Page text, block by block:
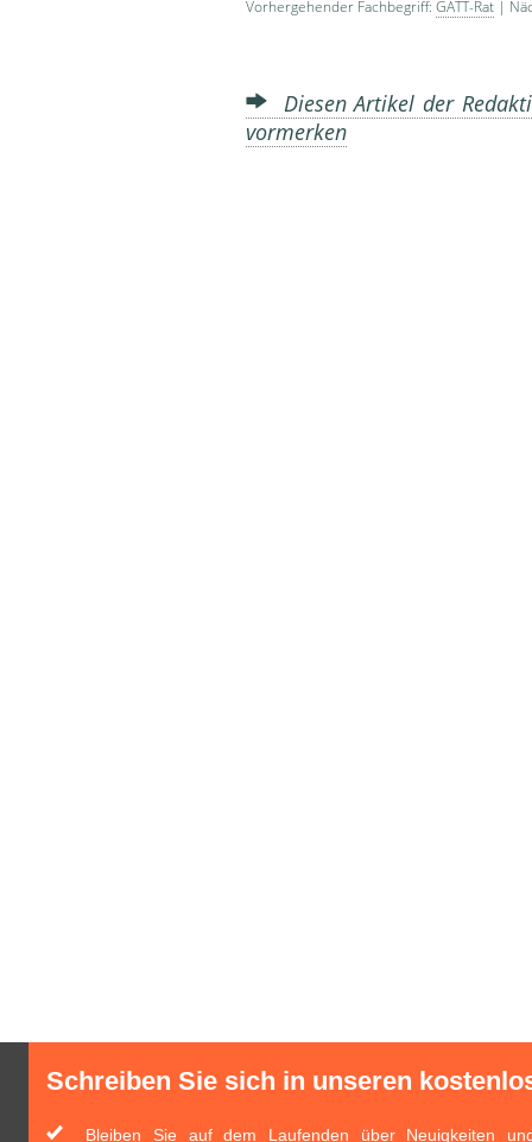
Vorhergehender Fachbegriff: GATT-Rat |
Diesen Artikel der
vormerken
Schreiben Sie sich in unseren
Bleiben Sie auf dem Laufenden über Neuigkeiten